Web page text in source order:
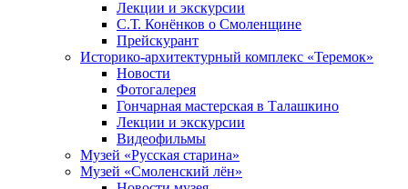
Лекции и экскурсии
С.Т. Конёнков о Смоленщине
Прейскурант
Историко-архитектурный комплекс «Теремок»
Новости
Фотогалерея
Гончарная мастерская в Талашкино
Лекции и экскурсии
Видеофильмы
Музей «Русская старина»
Музей «Смоленский лён»